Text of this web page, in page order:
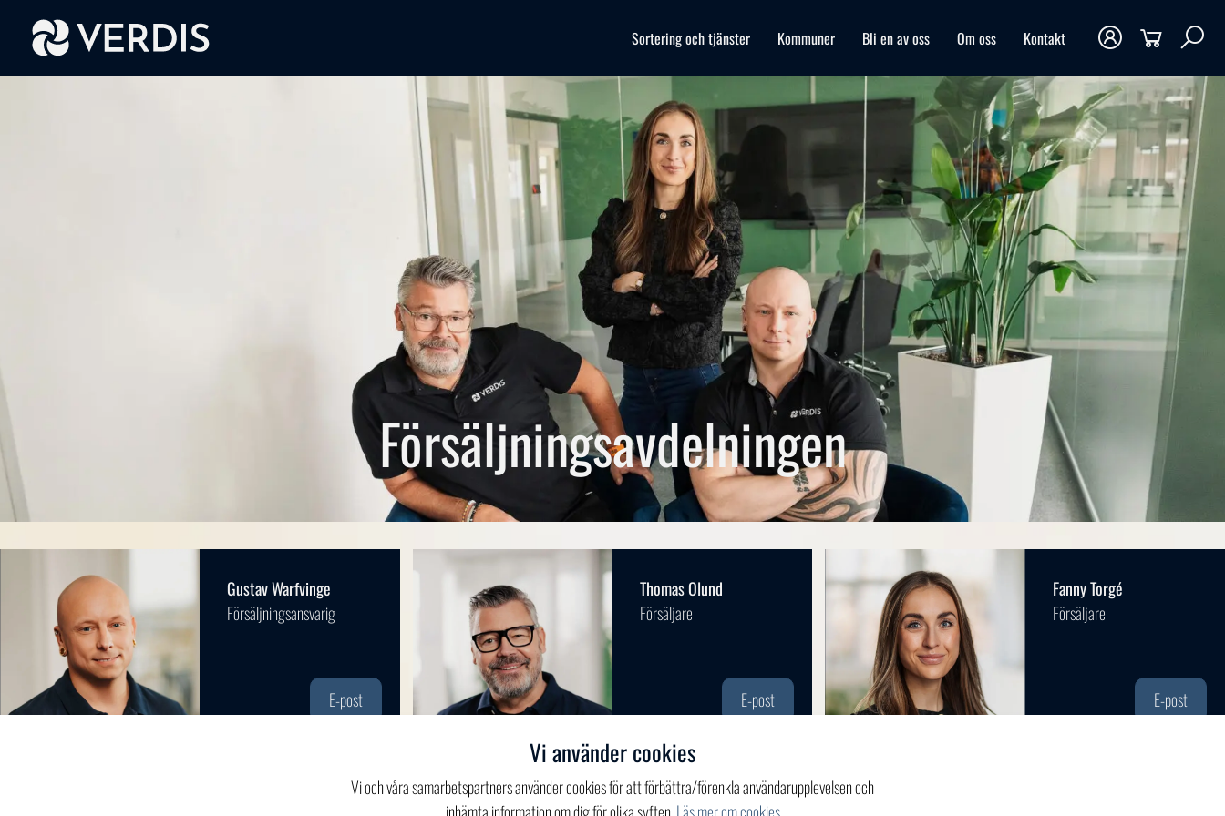
Sortering och tjänster Kommuner Bli en av oss Om oss Kontakt
Försäljningsavdelningen
Gustav Warfvinge
Försäljningsansvarig
E-post
Thomas Olund
Försäljare
E-post
Fanny Torgé
Försäljare
E-post
Vi använder cookies
Vi och våra samarbetspartners använder cookies för att förbättra/förenkla användarupplevelsen och